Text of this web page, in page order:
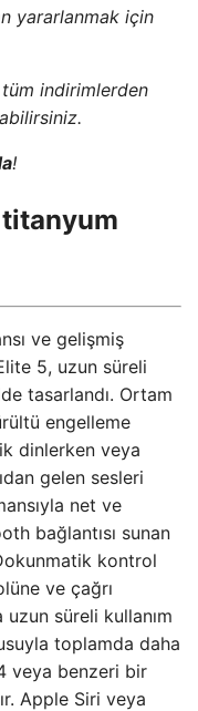
yararlanmak için
tüm indirimlerden
!
titanyum
ve gelişmiş
5, uzun süreli
tasarlandı. Ortam
engelleme
dinlerken veya
gelen sesleri
net ve
bağlantısı sunan
kontrol
ve çağrı
süreli kullanım
toplamda daha
veya benzeri bir
Apple Siri veya